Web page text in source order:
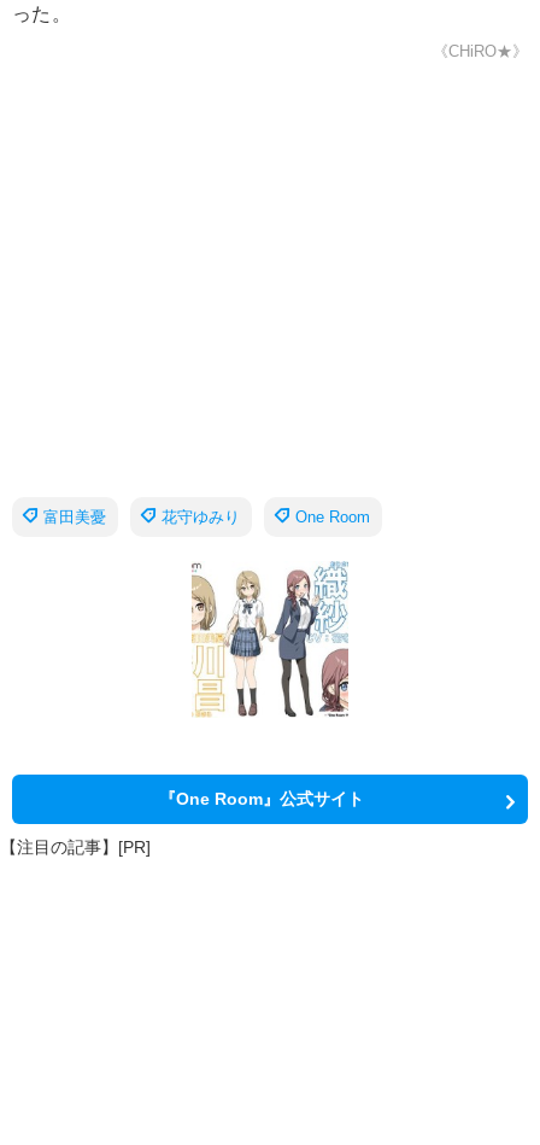
った。
《CHiRO★》
富田美憂 花守ゆみり One Room
『One Room』公式サイト
【注目の記事】[PR]